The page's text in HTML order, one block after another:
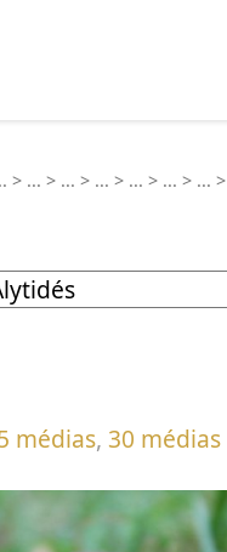
> ... > ... > ... > ... > ... > ... >
médias, 30 médias